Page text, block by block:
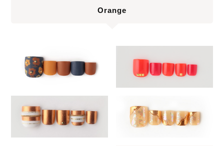
Orange